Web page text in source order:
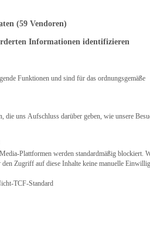
(59 Vendoren)
Informationen identifizieren
die eine Einwilligung erteilt werden
Funktionen und sind für das ordnungsgemäße
die uns Aufschluss darüber geben, wie unsere
Plattformen werden standardmäßig blockiert.
den Zugriff auf diese Inhalte keine manuelle
TCF-Standard